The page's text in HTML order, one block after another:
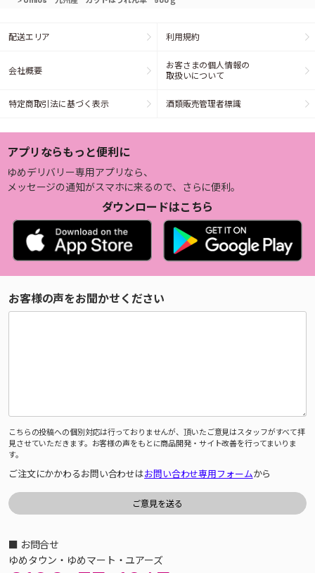
配送エリア 利用規約
会社概要
お客さまの個人情報の
取扱いについて
特定商取引法に基づく表示 酒類販売管理者標識
アプリならもっと便利に
ゆめデリバリー専用アプリなら、
メッセージの通知がスマホに来るので、さらに便利。
ダウンロードはこちら
お客様の声をお聞かせください
こちらの投稿への個別対応は行っておりませんが、頂いたご意見はスタッフがすべて拝
見させていただきます。お客様の声をもとに商品開発・サイト改善を行ってまいりま
す。
ご注文にかかわるお問い合わせはお問い合わせ専用フォームから
■ お問合せ
ゆめタウン・ゆめマート・ユアーズ